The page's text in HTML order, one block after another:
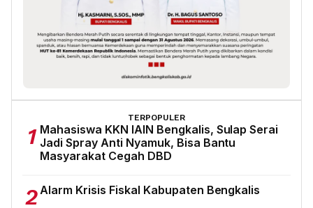
TERPOPULER
1 Mahasiswa KKN IAIN Bengkalis, Sulap Serai
Jadi Spray Anti Nyamuk, Bisa Bantu
Masyarakat Cegah DBD
2 Alarm Krisis Fiskal Kabupaten Bengkalis